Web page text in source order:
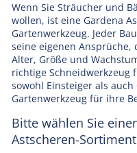
Wenn Sie Sträucher und
wollen, ist eine Gardena
Gartenwerkzeug. Jeder
seine eigenen
Alter, Größe und
richtige Schneidwerkzeug
sowohl Einsteiger als
Gartenwerkzeug für ihre
Bitte wählen Sie
Astscheren-